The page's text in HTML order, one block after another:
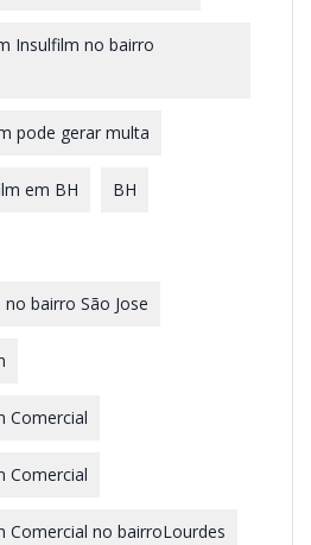
Insulfilm no bairro
pode gerar multa
em BH BH
bairro São Jose
Comercial
Comercial
Comercial no bairroLourdes